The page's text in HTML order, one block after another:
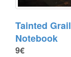
Tainted
Notebook
9€